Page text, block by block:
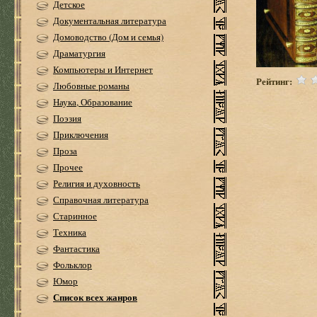
Детское
Документальная литература
Домоводство (Дом и семья)
Драматургия
Компьютеры и Интернет
Любовные романы
Наука, Образование
Поэзия
Приключения
Проза
Прочее
Религия и духовность
Справочная литература
Старинное
Техника
Фантастика
Фольклор
Юмор
Список всех жанров
Рейтинг: